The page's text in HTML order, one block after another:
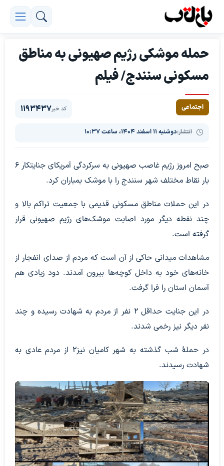
حمله موشکی رژیم صهیونی به مناطق
مسکونی سنندج‌/ فیلم
اجتماعی
انتشار:دوشنبه ۱۱ اسفند ۱۴۰۴، ساعت ۱۰:۳۷
کد خبر1193437
صبح امروز رژیم غاصب صهیونی به سرکردگی آمریکای جنایتکار ۶
بار نقاط مختلف ‌شهر سنندج را با موشک بمباران کرد.
در این‌ حملات مناطق مسکونی قدیمی با جمعیت تراکم بالا و
چند نقطه دیگر مورد اصابت موشک‌های رژیم صهیونی قرار
گرفته است.
مشاهدات میدانی حاکی از آن است که مردم از صدای انفجار از
خانه‌های خود به داخل کوچه‌ها بیرون آمدند. دود زیادی هم
آسمان استان را فرا گرفت.
در این جنایت حداقل ۲ نفر از مردم به شهادت رسیده و چند
نفر دیگر نیز رخمی شدند.
در حملۀ شب گذشته به شهر کامیان نیز۲ از مردم عادی به
شهادت رسیدند.